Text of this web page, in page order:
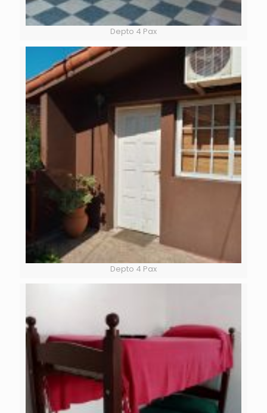
Depto 4 Pax
Depto 4 Pax